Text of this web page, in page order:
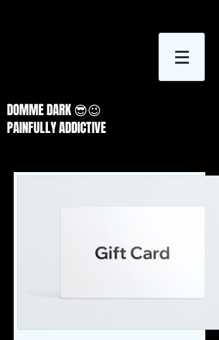
DOMME DARK 😎😉
PAINFULLY ADDICTIVE